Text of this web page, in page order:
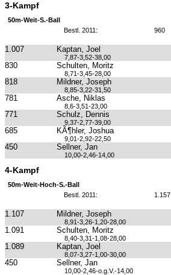
3-Kampf
50m-Weit-S.-Ball
Bestl. 2011:
960
1.007 Kaptan, Joel
7,87-3,52-38,00
830 Schulten, Moritz
8,71-3,45-28,00
818 Mildner, Joseph
8,85-3,22-31,50
781 Asche, Niklas
8,6-3,51-23,00
771 Schulz, Dennis
9,37-2,77-39,00
685 KÃ¶hler, Joshua
9,01-2,92-22,50
450 Sellner, Jan
10,00-2,46-14,00
4-Kampf
50m-Weit-Hoch-S.-Ball
Bestl. 2011:
1.157
1.107 Mildner, Joseph
8,91-3,26-1,20-28,00
1.091 Schulten, Moritz
8,40-3,31-1,08-28,00
1.089 Kaptan, Joel
8,07-3,27-1,00-30,00
450 Sellner, Jan
10,00-2,46-o.g.V.-14,00